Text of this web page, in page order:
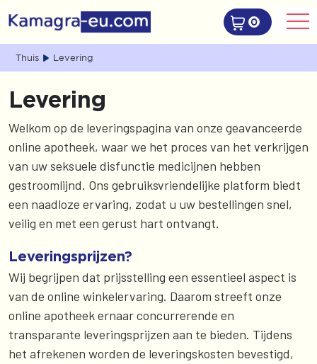
0
Thuis Levering
Levering
Welkom op de leveringspagina van onze geavanceerde
online apotheek, waar we het proces van het verkrijgen
van uw seksuele disfunctie medicijnen hebben
gestroomlijnd. Ons gebruiksvriendelijke platform biedt
een naadloze ervaring, zodat u uw bestellingen snel,
veilig en met een gerust hart ontvangt.
Leveringsprijzen?
Wij begrijpen dat prijsstelling een essentieel aspect is
van de online winkelervaring. Daarom streeft onze
online apotheek ernaar concurrerende en
transparante leveringsprijzen aan te bieden. Tijdens
het afrekenen worden de leveringskosten bevestigd,